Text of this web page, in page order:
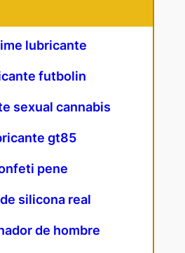
lubricante
futbolin
sexual cannabis
gt85
pene
silicona real
de hombre